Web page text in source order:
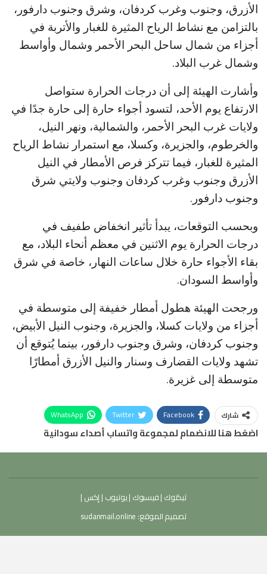
الأزرق، وجنوب وغرب كردفان، وشرق وجنوب دارفور،
بالتزامن مع نشاط الرياح المثيرة للغبار والأتربة في
أجزاء من شمال ساحل البحر الأحمر وشمال وأواسط
وشمال غرب البلاد.
وأشارت الهيئة إلى أن درجات الحرارة ستواصل
الارتفاع يوم الأحد، لتسود أجواء حارة إلى حارة جدًا في
ولايات غرب البحر الأحمر، والشمالية، ونهر النيل،
والخرطوم، والجزيرة، وكسلا، مع استمرار نشاط الرياح
المثيرة للغبار، فيما تتركز فرص الأمطار في النيل
الأزرق وجنوب وغرب كردفان وجنوب ولايتي شرق
وجنوب دارفور.
وبحسب التوقعات، يبدأ تأثير انخفاض طفيف في
درجات الحرارة يوم الاثنين في معظم أنحاء البلاد، مع
بقاء الأجواء حارة خلال ساعات النهار، خاصة في شرق
وأواسط السودان.
ورجحت الهيئة هطول أمطار خفيفة إلى متوسطة في
أجزاء من ولايات كسلا، والجزيرة، وجنوب النيل الأبيض،
وجنوب كردفان، وشرق وجنوب دارفور، بينما يُتوقع أن
تشهد ولايات القضارف وسنار والنيل الأزرق أمطارًا
متوسطة إلى غزيرة.
شارك Facebook
Twitter
WhatsApp
اضغط هنا للانضمام لمجموعة واتساب أصداء سودانية
تيكتوك |فيسبوك |يوتيوب | إكس |
تصميم الموقع: sudanmail.online